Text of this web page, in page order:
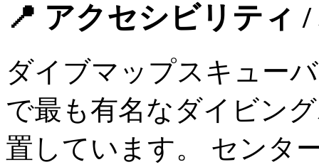
📍 アクセシビリティ
ダイブマップスキュー
で最も有名なダイビン
置しています。 センタ